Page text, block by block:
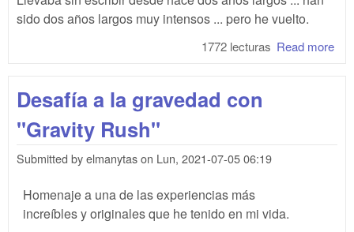
sido dos años largos muy intensos ... pero he vuelto.
Read more
1772 lecturas
Desafía a la gravedad con
"Gravity Rush"
Submitted byelmanytason Lun, 2021-07-05 06:19
Homenaje a una de las experiencias más
increíbles y originales que he tenido en mi vida.